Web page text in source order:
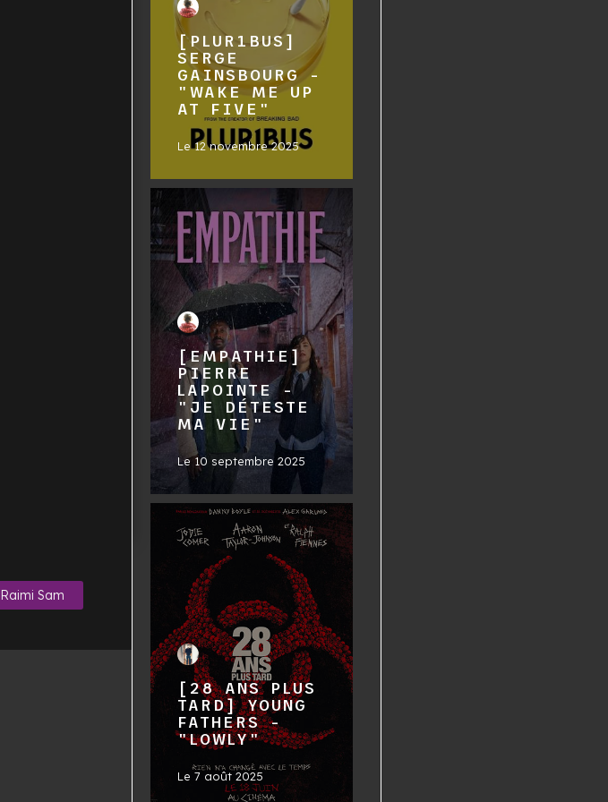
Raimi Sam
[PLUR1BUS]
SERGE
GAINSBOURG -
"WAKE ME UP
AT FIVE"
Le12 novembre 2025
[EMPATHIE]
PIERRE
LAPOINTE -
"JE DÉTESTE
MA VIE"
Le10 septembre 2025
[28 ANS PLUS
TARD] YOUNG
FATHERS -
"LOWLY"
Le 7 août 2025